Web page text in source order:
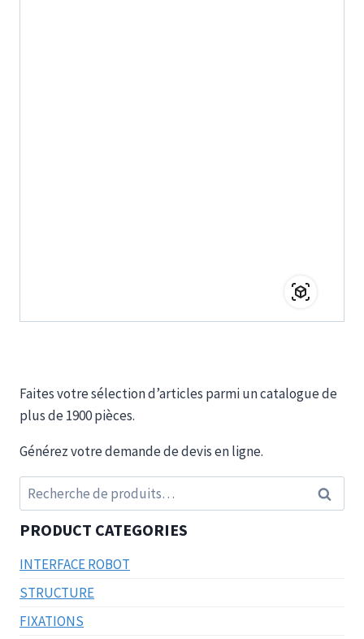
Faites votre sélection d’articles parmi un catalogue de
plus de 1900 pièces.
Générez votre demande de devis en ligne.
Recherche
pour :
PRODUCT CATEGORIES
INTERFACE ROBOT
STRUCTURE
FIXATIONS